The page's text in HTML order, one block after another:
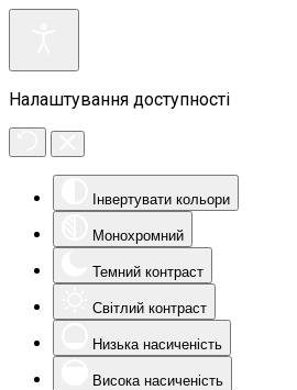
Налаштування доступності
Інвертувати кольори
Монохромний
Темний контраст
Світлий контраст
Низька насиченість
Висока насиченість